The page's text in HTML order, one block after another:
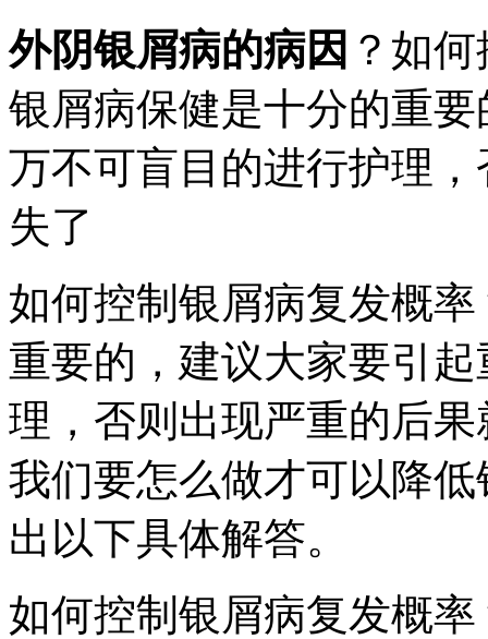
外阴银屑病的病因 ？如
银屑病保健是十分的重
万不可盲目的进行护理
失了
如何控制银屑病复发概
重要的，建议大家要引
理，否则出现严重的后
我们要怎么做才可以降
出以下具体解答。
如何控制银屑病复发概